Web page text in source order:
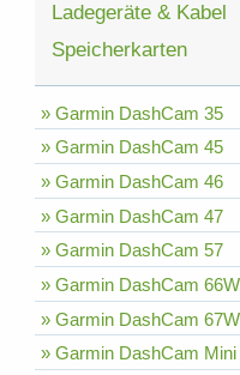
Ladegeräte & Kabel
Speicherkarten
» Garmin DashCam 35
» Garmin DashCam 45
» Garmin DashCam 46
» Garmin DashCam 47
» Garmin DashCam 57
» Garmin DashCam 66W
» Garmin DashCam 67W
» Garmin DashCam Mini